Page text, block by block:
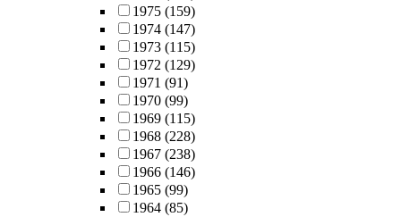
1975 (159)
1974 (147)
1973 (115)
1972 (129)
1971 (91)
1970 (99)
1969 (115)
1968 (228)
1967 (238)
1966 (146)
1965 (99)
1964 (85)